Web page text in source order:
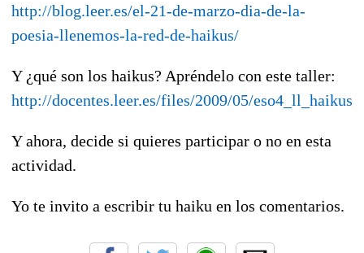
http://blog.leer.es/el-21-de-marzo-dia-de-la-
poesia-llenemos-la-red-de-haikus/
Y ¿qué son los haikus? Apréndelo con este taller:
http://docentes.leer.es/files/2009/05/
Y ahora, decide si quieres participar o no en esta
actividad.
Yo te invito a escribir tu haiku en los comentarios.